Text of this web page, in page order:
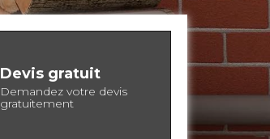
Devis gratuit
Demandez votre devis
gratuitement